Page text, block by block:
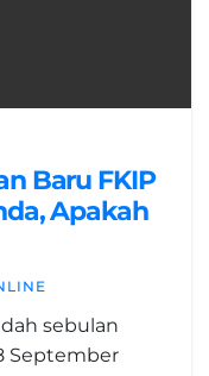
Baru FKIP
Apakah
sebulan
September